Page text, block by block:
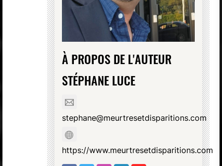
À PROPOS DE L'AUTEUR
STÉPHANE LUCE
stephane@meurtresetdisparitions.com
https://www.meurtresetdisparitions.com